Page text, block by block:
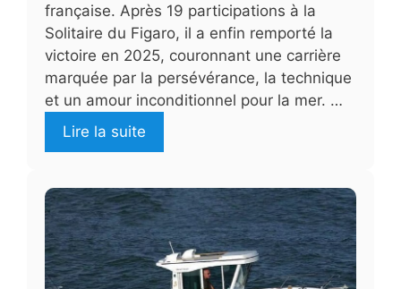
française. Après 19 participations à la
Solitaire du Figaro, il a enfin remporté la
victoire en 2025, couronnant une carrière
marquée par la persévérance, la technique
et un amour inconditionnel pour la mer. …
Lire la suite